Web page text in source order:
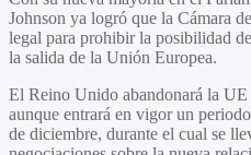
Johnson ya logró que la Cámara
legal para prohibir la posibilidad
la salida de la Unión Europea.
El Reino Unido abandonará la UE
aunque entrará en vigor un
de diciembre, durante el cual se